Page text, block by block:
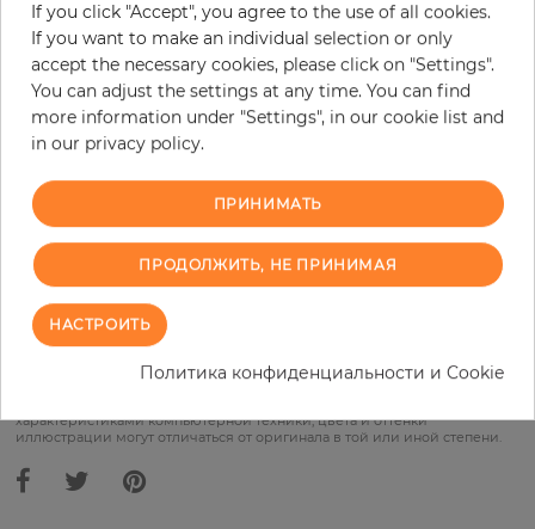
435,50 € за штуку
19% НДС включительно + Доставка
Цена за м² - 38,50 €
Do you need glue?
− +
В КОРЗИНУ
характеристиками компьютерной техники, цвета и оттенки
иллюстрации могут отличаться от оригинала в той или иной степени.
If you click "Accept", you agree to the use of all cookies.
If you want to make an individual selection or only
accept the necessary cookies, please click on "Settings".
You can adjust the settings at any time. You can find
more information under "Settings", in our cookie list and
in our privacy policy.
ПРИНИМАТЬ
ПРОДОЛЖИТЬ, НЕ ПРИНИМАЯ
НАСТРОИТЬ
Политика конфиденциальности и Cookie